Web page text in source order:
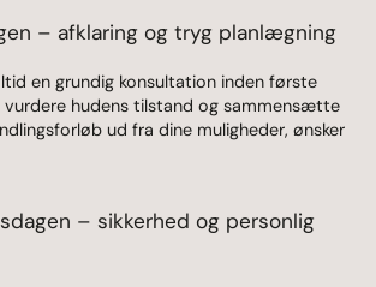
– afklaring og tryg planlægning
en grundig konsultation inden første
vurdere hudens tilstand og sammensætte
ud fra dine muligheder, ønsker
– sikkerhed og personlig